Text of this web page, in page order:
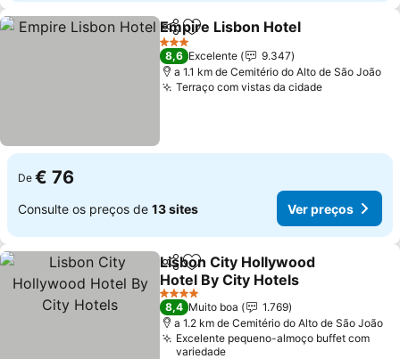
PartilharAdicionar aos favoritos
Empire Lisbon Hotel
3 Estrelas
8,6 Excelente
9.347
a 1.1 km de Cemitério do Alto de São João
Terraço com vistas da cidade
De € 76
Consulte os preços de 13 sites Ver preços
PartilharAdicionar aos favoritos
Lisbon City Hollywood
Hotel By City Hotels
4 Estrelas
8,4 Muito boa
1.769
a 1.2 km de Cemitério do Alto de São João
Excelente pequeno-almoço buffet com
variedade